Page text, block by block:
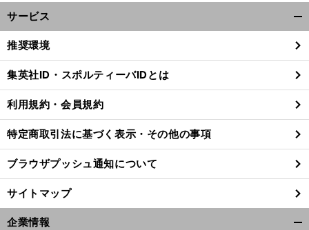
、
。
前
サービス
閉
る
推奨環境
集英社ID・スポルティーバIDとは
利用規約・会員規約
特定商取引法に基づく表示・その他の事項
ブラウザプッシュ通知について
サイトマップ
企業情報